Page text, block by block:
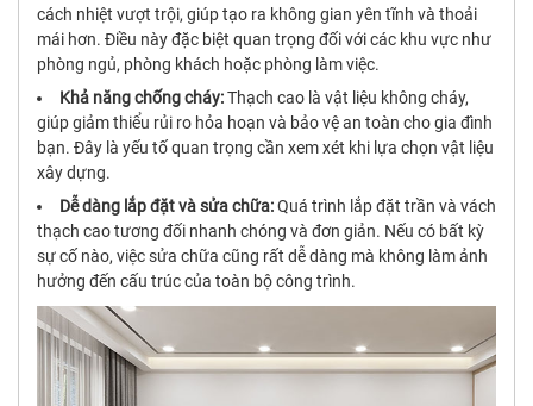
cách nhiệt vượt trội, giúp tạo ra không gian yên tĩnh và thoải
mái hơn. Điều này đặc biệt quan trọng đối với các khu vực như
phòng ngủ, phòng khách hoặc phòng làm việc.
Khả năng chống cháy:Thạch cao là vật liệu không cháy,
giúp giảm thiểu rủi ro hỏa hoạn và bảo vệ an toàn cho gia đình
bạn. Đây là yếu tố quan trọng cần xem xét khi lựa chọn vật liệu
xây dựng.
Dễ dàng lắp đặt và sửa chữa:Quá trình lắp đặt trần và vách
thạch cao tương đối nhanh chóng và đơn giản. Nếu có bất kỳ
sự cố nào, việc sửa chữa cũng rất dễ dàng mà không làm ảnh
hưởng đến cấu trúc của toàn bộ công trình.